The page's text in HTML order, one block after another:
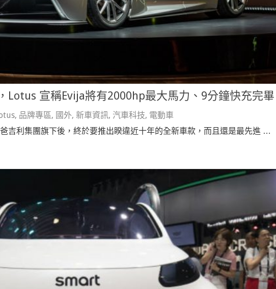
Lotus 宣稱Evija將有2000hp最大馬力、9分鐘快充完畢
, 品牌專區, 國外, 新車資訊, 汽車科技, 電動車
吉利集團旗下後，終於要推出睽違近十年的全新車款，而且還是最先進 …